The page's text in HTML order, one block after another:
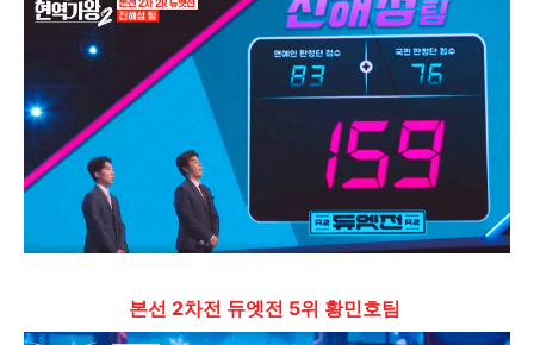
본선 2차전 듀엣전 5위 황민호팀